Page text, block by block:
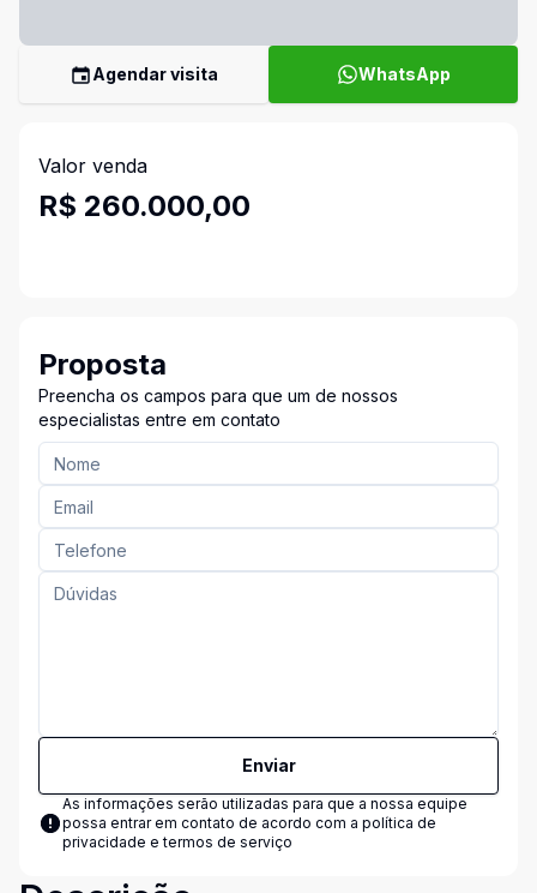
Agendar visita WhatsApp
Valor venda
R$ 260.000,00
Proposta
Preencha os campos para que um de nossos
especialistas entre em contato
Enviar
As informações serão utilizadas para que a nossa equipe
possa entrar em contato de acordo com a política de
privacidade e termos de serviço